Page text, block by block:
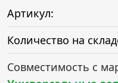
Артикул:
Количество на
Совместимость с